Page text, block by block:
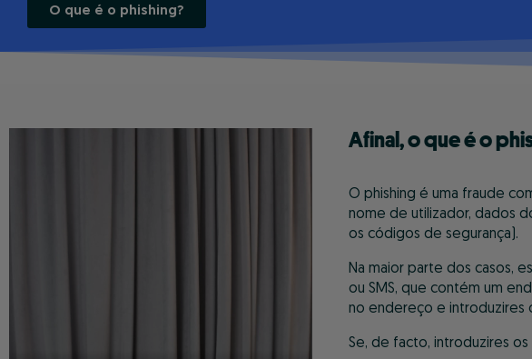
O que é o phishing?
Afinal, o que é o
O phishing é uma fraude
nome de utilizador, dados
os códigos de segurança).
Na maior parte dos casos,
ou SMS, que contém um
no endereço e introduzires
Se, de facto, introduzires